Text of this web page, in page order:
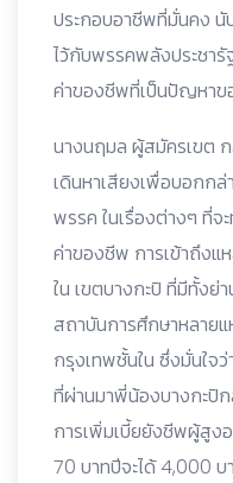
ประกอบอาชีพที่มั่นคง นั
ไว้กับพรรคพลังประชา
ค่าของชีพที่เป็นปัญหาข
นางนฤมล ผู้สมัครเขต
เดินหาเสียงเพื่อบอกก
พรรค ในเรื่องต่างๆ ที่จ
ค่าของชีพ การเข้าถึงแ
ใน เขตบางกะปิ ที่มีทั้งย่
สถาบันการศึกษาหลาย
กรุงเทพชั้นใน ซึ่งมั่นใจว่
ที่ผ่านมาพี่น้องบางกะปิ
การเพิ่มเบี้ยยังชีพผู้สูง
70 บาทปีจะได้ 4,000